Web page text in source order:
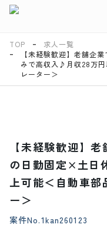
TOP
求人一覧
【未経験歓迎】老舗企
みで高収入♪月収28万円
レーター＞
【未経験歓迎】
の日勤固定×土日
上可能＜自動車部
ー＞
案件No.1kan260123